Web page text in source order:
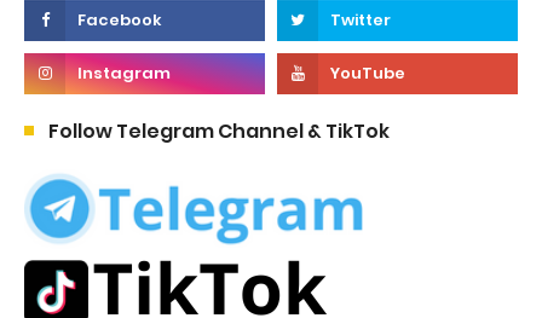
Follow Telegram Channel & TikTok